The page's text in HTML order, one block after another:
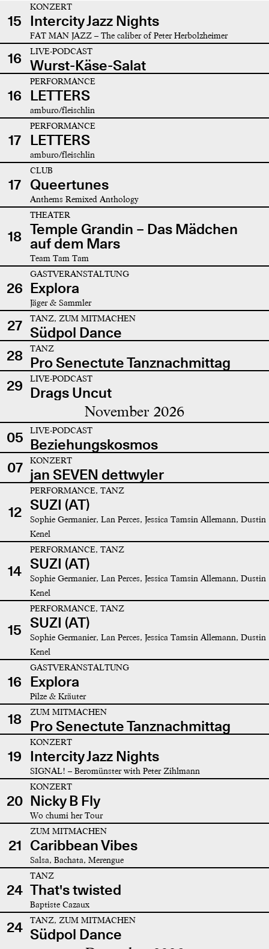
15
KONZERT
Intercity Jazz Nights
FAT MAN JAZZ – The caliber of Peter Herbolzheimer
16 LIVE-PODCAST
Wurst-Käse-Salat
16
PERFORMANCE
LETTERS
amburo/fleischlin
17
PERFORMANCE
LETTERS
amburo/fleischlin
17
CLUB
Queertunes
Anthems Remixed Anthology
18
THEATER
Temple Grandin – Das Mädchen
auf dem Mars
Team Tam Tam
26
GASTVERANSTALTUNG
Explora
Jäger & Sammler
27 TANZ, ZUM MITMACHEN
Südpol Dance
28
TANZ
Pro Senectute Tanznachmittag
29
LIVE-PODCAST
Drags Uncut
November 2026
05 LIVE-PODCAST
Beziehungskosmos
07
KONZERT
jan SEVEN dettwyler
12
PERFORMANCE, TANZ
SUZI (AT)
Sophie Germanier, Lan Perces, Jessica Tamsin Allemann, Dustin
Kenel
14
PERFORMANCE, TANZ
SUZI (AT)
Sophie Germanier, Lan Perces, Jessica Tamsin Allemann, Dustin
Kenel
15
PERFORMANCE, TANZ
SUZI (AT)
Sophie Germanier, Lan Perces, Jessica Tamsin Allemann, Dustin
Kenel
16
GASTVERANSTALTUNG
Explora
Pilze & Kräuter
18 ZUM MITMACHEN
Pro Senectute Tanznachmittag
19
KONZERT
Intercity Jazz Nights
SIGNAL! – Beromünster with Peter Zihlmann
20
KONZERT
Nicky B Fly
Wo chumi her Tour
21
ZUM MITMACHEN
Caribbean Vibes
Salsa, Bachata, Merengue
24
TANZ
That's twisted
Baptiste Cazaux
24 TANZ, ZUM MITMACHEN
Südpol Dance